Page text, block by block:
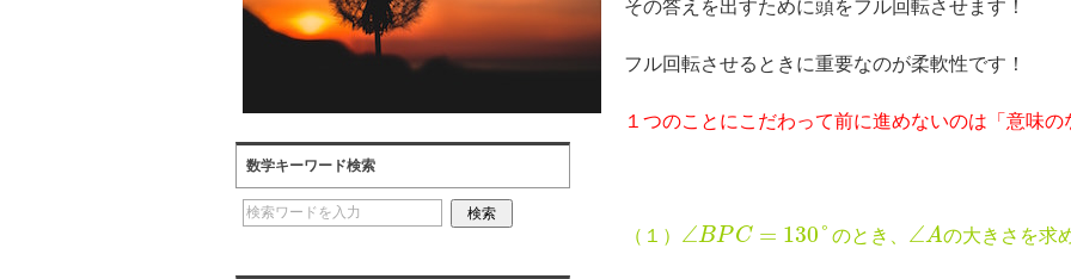
その答えを出すために頭をフル回転させます！
フル回転させるときに重要なのが柔軟性です！
１つのことにこだわって前に進めないのは「意味
（１） ∠BPC = 130° のとき、 ∠Aの大きさを求
数学キーワード検索